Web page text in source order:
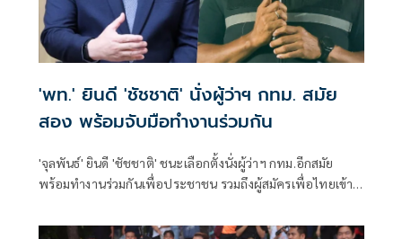
'พท.' ยินดี 'ชัชชาติ' นั่งผู้ว่าฯ กทม. สมัย
สอง พร้อมจับมือทำงานร่วมกัน
'จุลพันธ์' ยินดี 'ชัชชาติ' ชนะเลือกตั้งนั่งผู้ว่าฯ กทม.อีกสมัย
พร้อมทำงานร่วมกันเพื่อประชาชน รวมถึงผู้สมัครเพื่อไทยเข้า